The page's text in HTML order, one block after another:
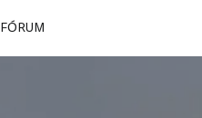
FÓRUM